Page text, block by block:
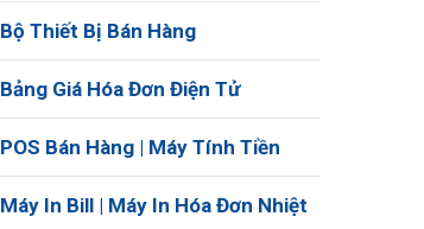
Bộ Thiết Bị Bán Hàng
Bảng Giá Hóa Đơn Điện Tử
POS Bán Hàng | Máy Tính Tiền
Máy In Bill | Máy In Hóa Đơn Nhiệt